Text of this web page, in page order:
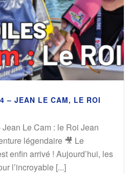
– JEAN LE CAM, LE ROI
Le Cam : le Roi Jean
légendaire 🎥 Le
enfin arrivé ! Aujourd’hui, les
l’incroyable [...]